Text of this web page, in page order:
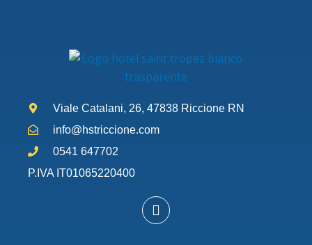
Viale Catalani, 26, 47838 Riccione RN
info@hstriccione.com
0541 647702
P.IVA IT01065220400
W
h
a